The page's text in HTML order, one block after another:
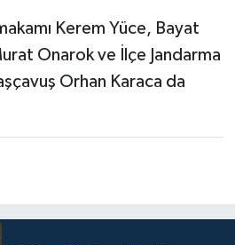
Kerem Yüce, Bayat
Onarok ve İlçe Jandarma
Orhan Karaca da